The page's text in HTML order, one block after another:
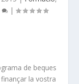
|
de beques
la vostra